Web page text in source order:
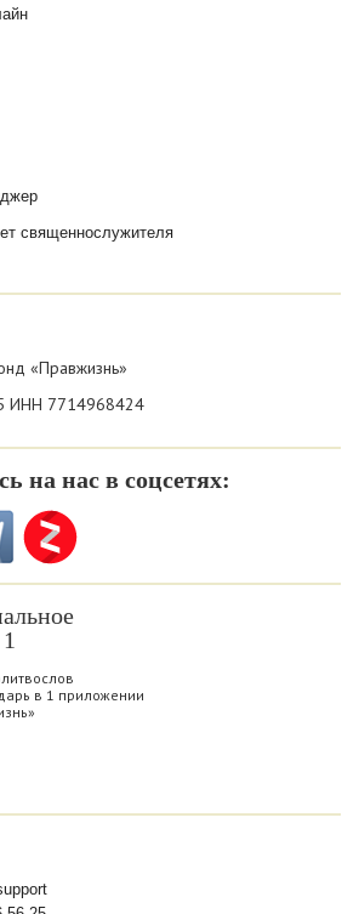
священнослужителя
«Правжизнь»
ИНН 7714968424
на нас в соцсетях:
в 1 приложении